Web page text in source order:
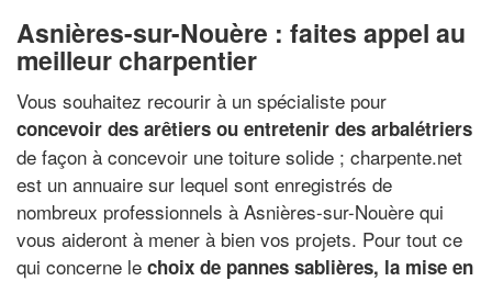
Asnières-sur-Nouère : faites appel au
meilleur charpentier
Vous souhaitez recourir à un spécialiste pour
concevoir des arêtiers ou entretenir des arbalétriers
de façon à concevoir une toiture solide ; charpente.net
est un annuaire sur lequel sont enregistrés de
nombreux professionnels à Asnières-sur-Nouère qui
vous aideront à mener à bien vos projets. Pour tout ce
qui concerne le choix de pannes sablières, la mise en